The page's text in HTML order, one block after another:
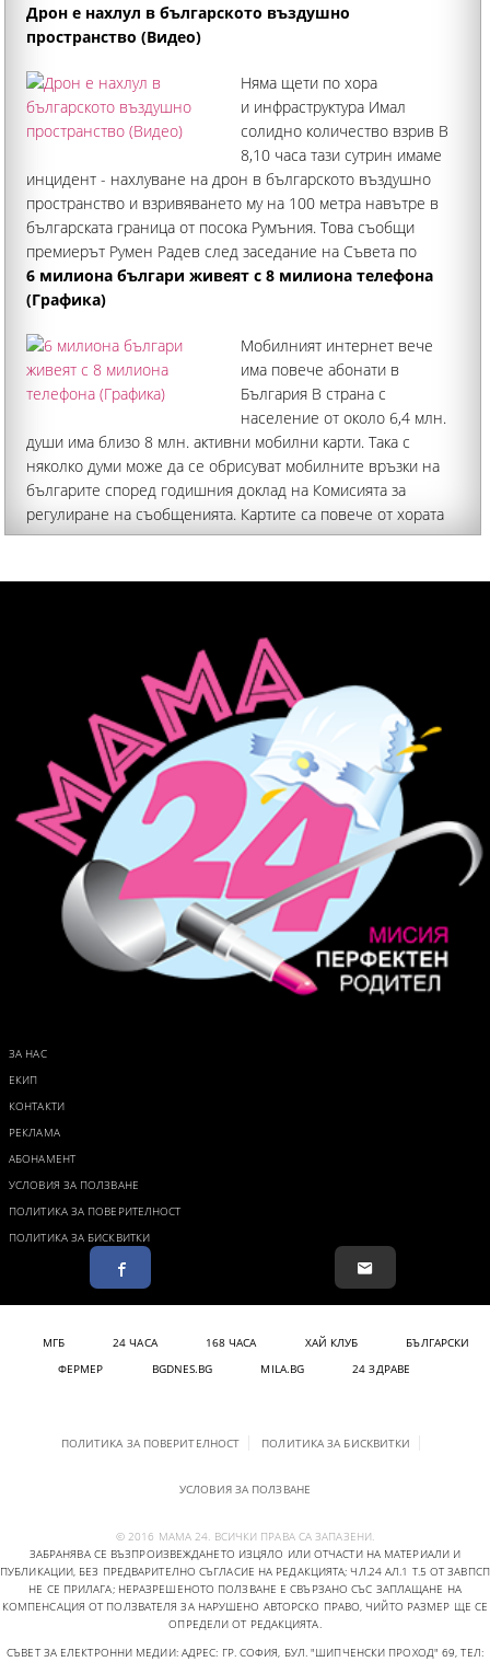
родителите, образованието
Дрон е нахлул в българското въздушно
пространство (Видео)
Няма щети по хора
и инфраструктура Имал
солидно количество взрив В
8,10 часа тази сутрин имаме
инцидент - нахлуване на дрон в българското въздушно
пространство и взривяването му на 100 метра навътре в
българската граница от посока Румъния. Това съобщи
премиерът Румен Радев след заседание на Съвета по
сигурността към Министерския съвет днес
6 милиона българи живеят с 8 милиона телефона
(Графика)
Мобилният интернет вече
има повече абонати в
България В страна с
население от около 6,4 млн.
души има близо 8 млн. активни мобилни карти. Така с
няколко думи може да се обрисуват мобилните връзки на
българите според годишния доклад на Комисията за
регулиране на съобщенията. Картите са повече от хората
не защото има мъртви души като в избирателните
ЗА НАС
ЕКИП
КОНТАКТИ
РЕКЛАМА
АБОНАМЕНТ
УСЛОВИЯ ЗА ПОЛЗВАНЕ
ПОЛИТИКА ЗА ПОВЕРИТЕЛНОСТ
ПОЛИТИКА ЗА БИСКВИТКИ
МГБ 24 ЧАСА 168 ЧАСА ХАЙ КЛУБ
БЪЛГАРСКИ
ФЕРМЕР
BGDNES.BG MILA.BG 24 ЗДРАВЕ
ПОЛИТИКА ЗА ПОВЕРИТЕЛНОСТ ПОЛИТИКА ЗА БИСКВИТКИ
УСЛОВИЯ ЗА ПОЛЗВАНЕ
© 2016 МАМА 24. ВСИЧКИ ПРАВА СА ЗАПАЗЕНИ.
ЗАБРАНЯВА СЕ ВЪЗПРОИЗВЕЖДАНЕТО ИЗЦЯЛО ИЛИ ОТЧАСТИ НА МАТЕРИАЛИ И
ПУБЛИКАЦИИ, БЕЗ ПРЕДВАРИТЕЛНО СЪГЛАСИЕ НА РЕДАКЦИЯТА; ЧЛ.24 АЛ.1 Т.5 ОТ ЗАВПСП
НЕ СЕ ПРИЛАГА; НЕРАЗРЕШЕНОТО ПОЛЗВАНЕ Е СВЪРЗАНО СЪС ЗАПЛАЩАНЕ НА
КОМПЕНСАЦИЯ ОТ ПОЛЗВАТЕЛЯ ЗА НАРУШЕНО АВТОРСКО ПРАВО, ЧИЙТО РАЗМЕР ЩЕ СЕ
ОПРЕДЕЛИ ОТ РЕДАКЦИЯТА.
СЪВЕТ ЗА ЕЛЕКТРОННИ МЕДИИ: АДРЕС: ГР. СОФИЯ, БУЛ. "ШИПЧЕНСКИ ПРОХОД" 69, ТЕЛ: